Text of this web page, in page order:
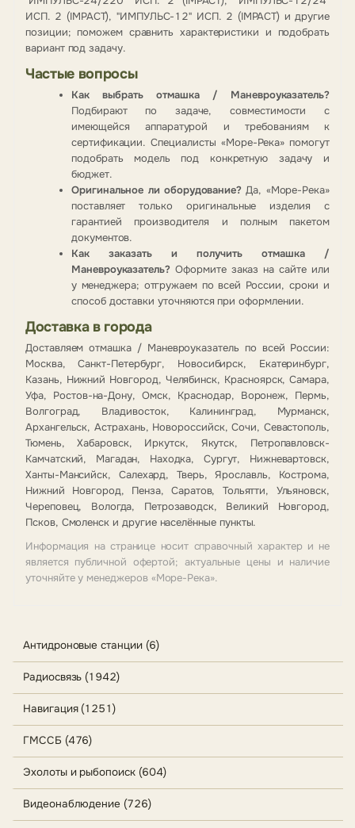
ИСП. 2 (IMPACT), "ИМПУЛЬС-12" ИСП. 2 (IMPACT) и другие
позиции; поможем сравнить характеристики и подобрать
вариант под задачу.
Частые вопросы
Как выбрать отмашка / Маневроуказатель?
Подбирают по задаче, совместимости с
имеющейся аппаратурой и требованиям к
сертификации. Специалисты «Море-Река» помогут
подобрать модель под конкретную задачу и
бюджет.
Оригинальное ли оборудование? Да, «Море-Река»
поставляет только оригинальные изделия с
гарантией производителя и полным пакетом
документов.
Как заказать и получить отмашка /
Маневроуказатель? Оформите заказ на сайте или
у менеджера; отгружаем по всей России, сроки и
способ доставки уточняются при оформлении.
Доставка в города
Доставляем отмашка / Маневроуказатель по всей России:
Москва, Санкт-Петербург, Новосибирск, Екатеринбург,
Казань, Нижний Новгород, Челябинск, Красноярск, Самара,
Уфа, Ростов-на-Дону, Омск, Краснодар, Воронеж, Пермь,
Волгоград, Владивосток, Калининград, Мурманск,
Архангельск, Астрахань, Новороссийск, Сочи, Севастополь,
Тюмень, Хабаровск, Иркутск, Якутск, Петропавловск-
Камчатский, Магадан, Находка, Сургут, Нижневартовск,
Ханты-Мансийск, Салехард, Тверь, Ярославль, Кострома,
Нижний Новгород, Пенза, Саратов, Тольятти, Ульяновск,
Череповец, Вологда, Петрозаводск, Великий Новгород,
Псков, Смоленск и другие населённые пункты.
Информация на странице носит справочный характер и не
является публичной офертой; актуальные цены и наличие
уточняйте у менеджеров «Море-Река».
Антидроновые станции (6)
Радиосвязь (1942)
Навигация (1251)
ГМССБ (476)
Эхолоты и рыбопоиск (604)
Видеонаблюдение (726)